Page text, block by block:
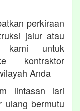
perkiraan
jalur atau
kami untuk
kontraktor
Anda
lintasan lari
ulang bermutu